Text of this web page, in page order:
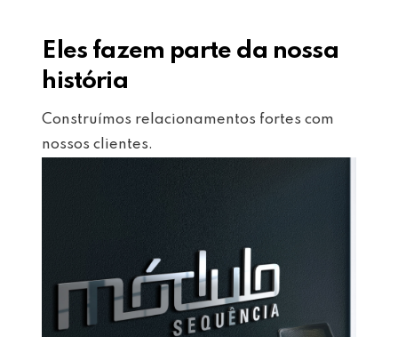
Eles fazem parte da nossa
história
Construímos relacionamentos fortes com
nossos clientes.